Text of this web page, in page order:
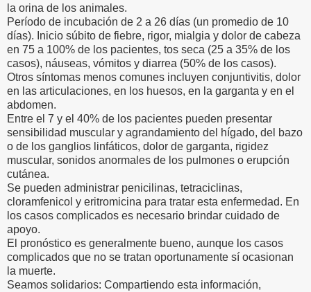
la orina de los animales.
Período de incubación de 2 a 26 días (un promedio de 10
días). Inicio súbito de fiebre, rigor, mialgia y dolor de cabeza
en 75 a 100% de los pacientes, tos seca (25 a 35% de los
casos), náuseas, vómitos y diarrea (50% de los casos).
Otros síntomas menos comunes incluyen conjuntivitis, dolor
en las articulaciones, en los huesos, en la garganta y en el
abdomen.
Entre el 7 y el 40% de los pacientes pueden presentar
sensibilidad muscular y agrandamiento del hígado, del bazo
o de los ganglios linfáticos, dolor de garganta, rigidez
muscular, sonidos anormales de los pulmones o erupción
cutánea.
Se pueden administrar penicilinas, tetraciclinas,
cloramfenicol y eritromicina para tratar esta enfermedad. En
los casos complicados es necesario brindar cuidado de
apoyo.
El pronóstico es generalmente bueno, aunque los casos
complicados que no se tratan oportunamente sí ocasionan
la muerte.
Seamos solidarios: Compartiendo esta información,